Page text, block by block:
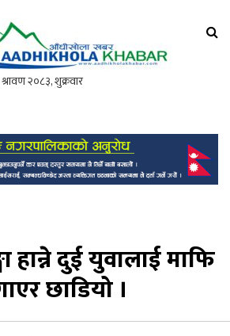
पत्रिका
हान्ने दुई युवालाई माफि
छाडियो ।